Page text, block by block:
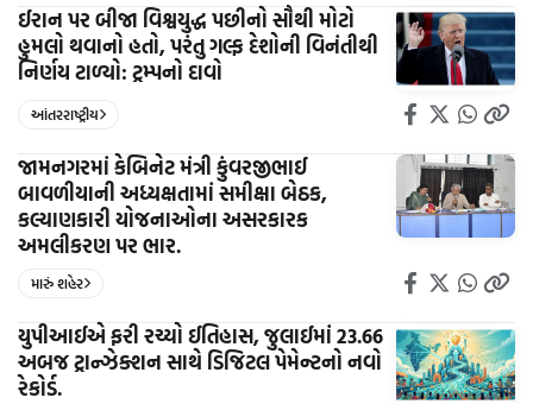
ઈરાન પર બીજા વિશ્વયુદ્ધ પછીનો સૌથી મોટો
હુમલો થવાનો હતો, પરંતુ ગલ્ફ દેશોની વિનંતીથી
નિર્ણય ટાળ્યો: ટ્રમ્પનો દાવો
આંતરરાષ્ટ્રીય
જામનગરમાં કેબિનેટ મંત્રી કુંવરજીભાઈ
બાવળીયાની અધ્યક્ષતામાં સમીક્ષા બેઠક,
કલ્યાણકારી યોજનાઓના અસરકારક
અમલીકરણ પર ભાર.
મારું શહેર
યુપીઆઈએ ફરી રચ્યો ઈતિહાસ, જુલાઈમાં 23.66
અબજ ટ્રાન્ઝેક્શન સાથે ડિજિટલ પેમેન્ટનો નવો
રેકોર્ડ.